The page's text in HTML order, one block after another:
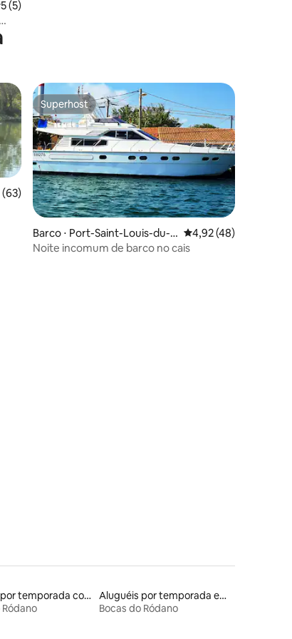
uma avaliação média de 5, 5 avaliações
5 (5)
uma avaliação média de 5, 63 avaliações
Superhost
Superhost
Barco ⋅ Port-Saint-Louis-du-R
hône
4,92 de uma
4,92 (48)
Noite incomum de barco no cais
Aluguéis por temporada com acesso à praia
Aluguéis por temporada em albergue
Bocas do Ródano